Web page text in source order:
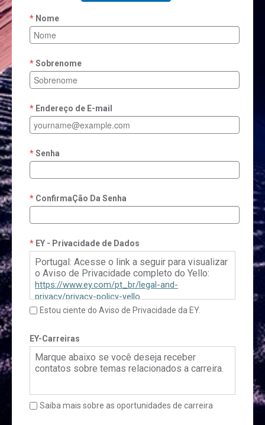
Nome
Sobrenome
Endereço de E-mail
Senha
ConfirmaÇão Da Senha
EY - Privacidade de Dados
Portugal: Acesse o link a seguir para visualizar
o Aviso de Privacidade completo do Yello:
https://www.ey.com/pt_br/legal-and-
privacy/privacy-policy-yello
Brasil: Por favor, clique aquipara acessar a
Estou ciente do Aviso de Privacidade da EY.
EY-Carreiras
Marque abaixo se você deseja receber
contatos sobre temas relacionados a carreira.
Saiba mais sobre as oportunidades de carreira